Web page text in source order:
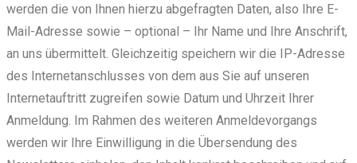
werden die von Ihnen hierzu abgefragten Daten, also Ihre E-
Mail-Adresse sowie – optional – Ihr Name und Ihre Anschrift,
an uns übermittelt. Gleichzeitig speichern wir die IP-Adresse
des Internetanschlusses von dem aus Sie auf unseren
Internetauftritt zugreifen sowie Datum und Uhrzeit Ihrer
Anmeldung. Im Rahmen des weiteren Anmeldevorgangs
werden wir Ihre Einwilligung in die Übersendung des